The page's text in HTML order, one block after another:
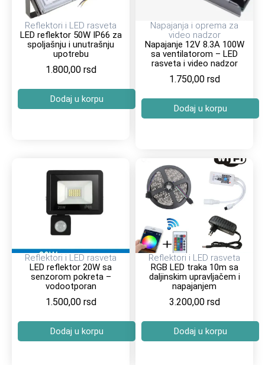
Reflektori i LED rasveta
LED reflektor 50W IP66 za
spoljašnju i unutrašnju
upotrebu
1.800,00 rsd
Dodaj u korpu
Napajanja i oprema za
video nadzor
Napajanje 12V 8.3A 100W
sa ventilatorom – LED
rasveta i video nadzor
1.750,00 rsd
Dodaj u korpu
Reflektori i LED rasveta
LED reflektor 20W sa
senzorom pokreta –
vodootporan
1.500,00 rsd
Dodaj u korpu
Reflektori i LED rasveta
RGB LED traka 10m sa
daljinskim upravljačem i
napajanjem
3.200,00 rsd
Dodaj u korpu